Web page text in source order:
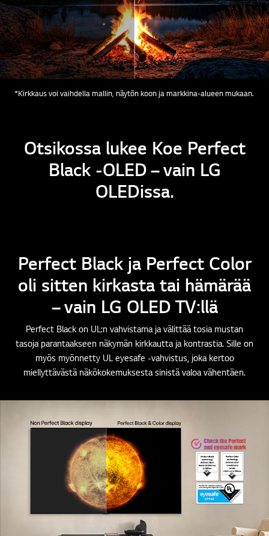
*Kirkkaus voi vaihdella mallin, näytön koon ja markkina-alueen mukaan.
Otsikossa lukee Koe Perfect
Black -OLED – vain LG
OLEDissa.
Perfect Black ja Perfect Color
oli sitten kirkasta tai hämärää
– vain LG OLED TV:llä
Perfect Black on UL:n vahvistama ja välittää tosia mustan
tasoja parantaakseen näkymän kirkkautta ja kontrastia. Sille on
myös myönnetty UL eyesafe -vahvistus, joka kertoo
miellyttävästä näkökokemuksesta sinistä valoa vähentäen.